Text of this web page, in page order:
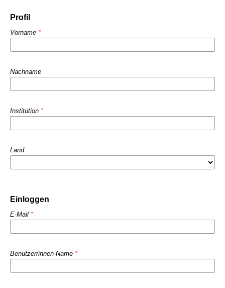
Profil
Vorname *
Nachname
Institution *
Land
Einloggen
E-Mail *
Benutzer/innen-Name *